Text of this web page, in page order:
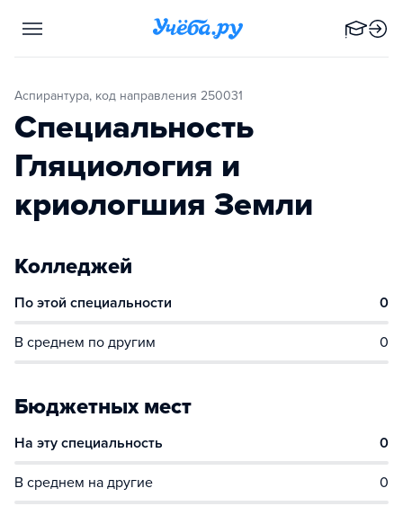
Аспирантура, код направления 250031
Специальность
Гляциология и
криологшия Земли
Колледжей
По этой специальности 0
В среднем по другим 0
Бюджетных мест
На эту специальность 0
В среднем на другие 0